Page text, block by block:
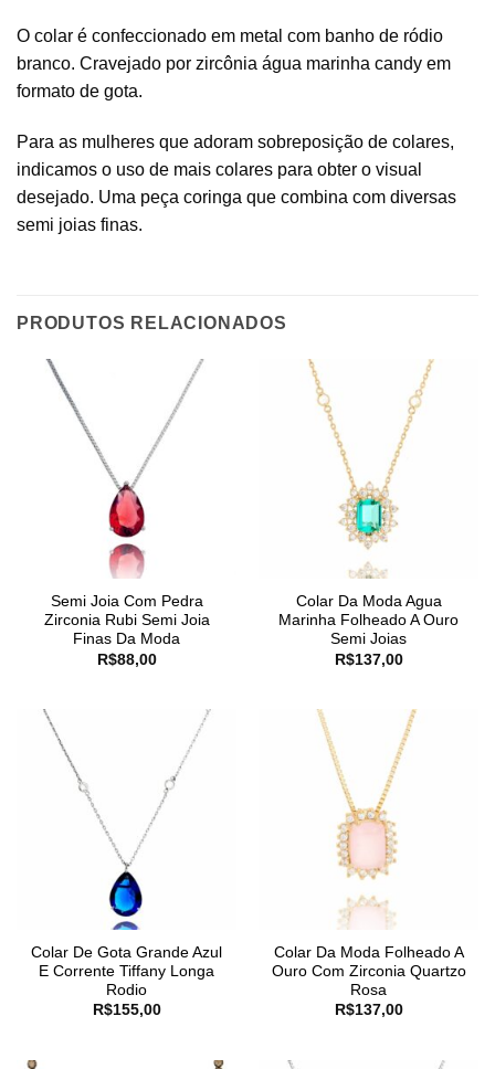
O colar é confeccionado em metal com banho de ródio
branco. Cravejado por zircônia água marinha candy em
formato de gota.
Para as mulheres que adoram sobreposição de colares,
indicamos o uso de mais colares para obter o visual
desejado. Uma peça coringa que combina com diversas
semi joias finas.
PRODUTOS RELACIONADOS
Semi Joia Com Pedra
Zirconia Rubi Semi Joia
Finas Da Moda
R$88,00
Colar Da Moda Agua
Marinha Folheado A Ouro
Semi Joias
R$137,00
Colar De Gota Grande Azul
E Corrente Tiffany Longa
Rodio
R$155,00
Colar Da Moda Folheado A
Ouro Com Zirconia Quartzo
Rosa
R$137,00